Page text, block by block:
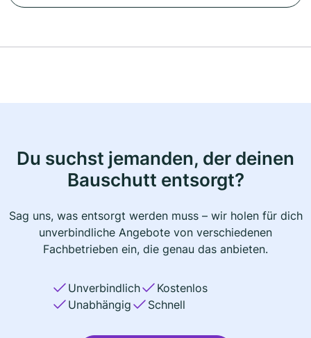
Du suchst jemanden, der deinen
Bauschutt entsorgt?
Sag uns, was entsorgt werden muss – wir holen für dich
unverbindliche Angebote von verschiedenen
Fachbetrieben ein, die genau das anbieten.
Unverbindlich
Kostenlos
Unabhängig
Schnell